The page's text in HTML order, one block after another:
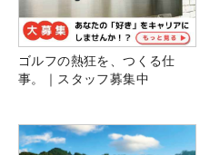
ゴルフの熱狂を、つくる仕
事。｜スタッフ募集中